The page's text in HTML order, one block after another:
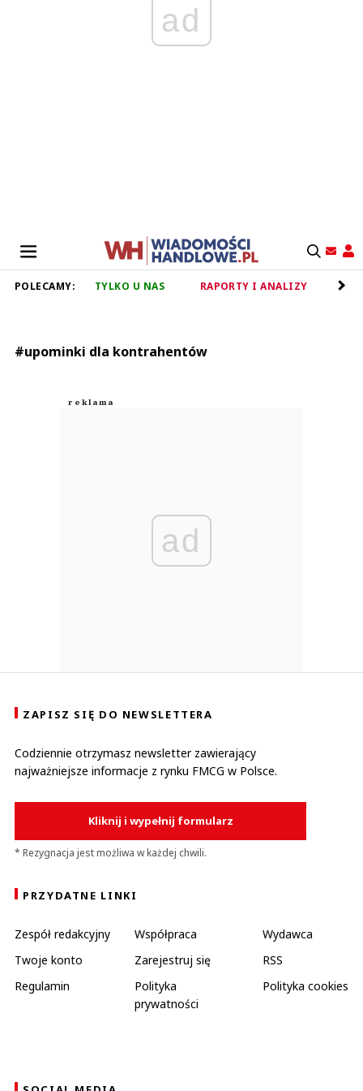
ad
POLECAMY: TYLKO U NAS RAPORTY I ANALIZY
#upominki dla kontrahentów
ad
ZAPISZ SIĘ DO NEWSLETTERA
Codziennie otrzymasz newsletter zawierający
najważniejsze informacje z rynku FMCG w Polsce.
Kliknij i wypełnij formularz
* Rezygnacja jest możliwa w każdej chwili.
PRZYDATNE LINKI
Zespół redakcyjny Współpraca
Wydawca
Twoje konto
Zarejestruj się
RSS
Regulamin
Polityka
prywatności
Polityka cookies